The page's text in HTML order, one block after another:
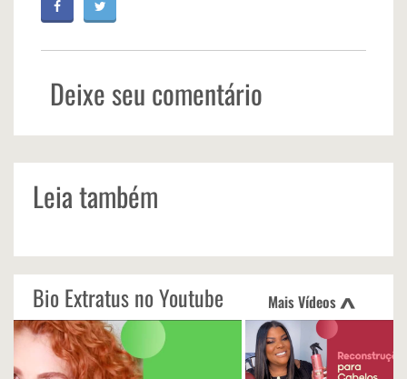
Deixe seu comentário
Leia também
<
Bio Extratus no Youtube Mais Vídeos